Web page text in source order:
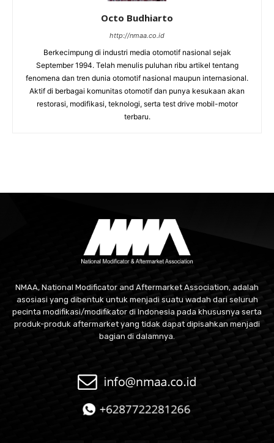
Octo Budhiarto
http://nmaa.co.id
Berkecimpung di industri media otomotif nasional sejak
September 1994. Telah menulis puluhan ribu artikel tentang
fenomena dan tren dunia otomotif nasional maupun internasional.
Aktif di berbagai komunitas otomotif dan punya kesukaan akan
restorasi, modifikasi, teknologi, serta test drive mobil-motor
terbaru.
NMAA, National Modificator and Aftermarket Association, adalah
asosiasi yang dibentuk untuk menjadi suatu wadah dari seluruh
pecinta modifikasi/modifikator di Indonesia pada khususnya serta
produk-produk aftermarket yang tidak dapat dipisahkan menjadi
bagian di dalamnya.